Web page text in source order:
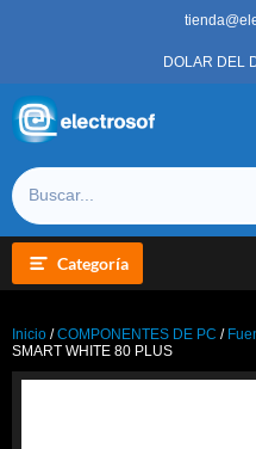
DOLAR DEL
Categoría
Inicio /COMPONENTES DE PC /
SMART WHITE 80 PLUS